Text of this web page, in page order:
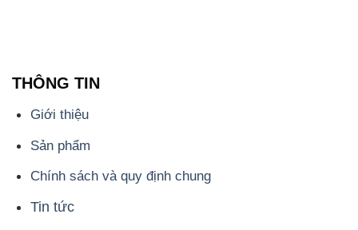
THÔNG TIN
Giới thiệu
Sản phẩm
Chính sách và quy định chung
Tin tức